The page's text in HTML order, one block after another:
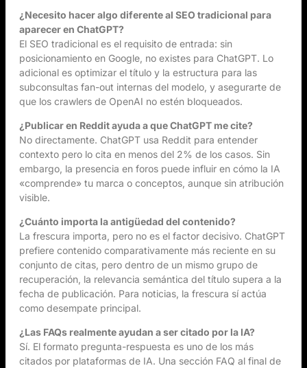
¿Necesito hacer algo diferente al SEO tradicional para
aparecer en ChatGPT?
El SEO tradicional es el requisito de entrada: sin
posicionamiento en Google, no existes para ChatGPT. Lo
adicional es optimizar el título y la estructura para las
subconsultas fan-out internas del modelo, y asegurarte de
que los crawlers de OpenAI no estén bloqueados.
¿Publicar en Reddit ayuda a que ChatGPT me cite?
No directamente. ChatGPT usa Reddit para entender
contexto pero lo cita en menos del 2% de los casos. Sin
embargo, la presencia en foros puede influir en cómo la IA
«comprende» tu marca o conceptos, aunque sin atribución
visible.
¿Cuánto importa la antigüedad del contenido?
La frescura importa, pero no es el factor decisivo. ChatGPT
prefiere contenido comparativamente más reciente en su
conjunto de citas, pero dentro de un mismo grupo de
recuperación, la relevancia semántica del título supera a la
fecha de publicación. Para noticias, la frescura sí actúa
como desempate principal.
¿Las FAQs realmente ayudan a ser citado por la IA?
Sí. El formato pregunta-respuesta es uno de los más
citados por plataformas de IA. Una sección FAQ al final de